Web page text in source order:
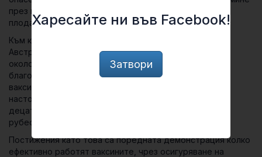
през плацентата и да причини тежки увреждания на
плода.
Към края на 50-те години случаите на рубеола в
Австралия са над 5000. В началото на 90-те години –
около 4000. На през последвалите десетилетия
благодарение на повсеместното и навременно
ваксиниране броят им е сведен само 2 случая за
настоящата година. По последни данни над 94% от
децата на 5 години вече са получили ваксина против
рубеола.
Постижения като това са поредната демонстрация колко
ефективно работят ваксините, чрез осигуряване на
Харесайте ни във Facebook!
Затвори